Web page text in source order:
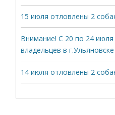
15 июля отловлены 2
Внимание! С 20 по 24
владельцев в г.Ульяновске
14 июля отловлены 2